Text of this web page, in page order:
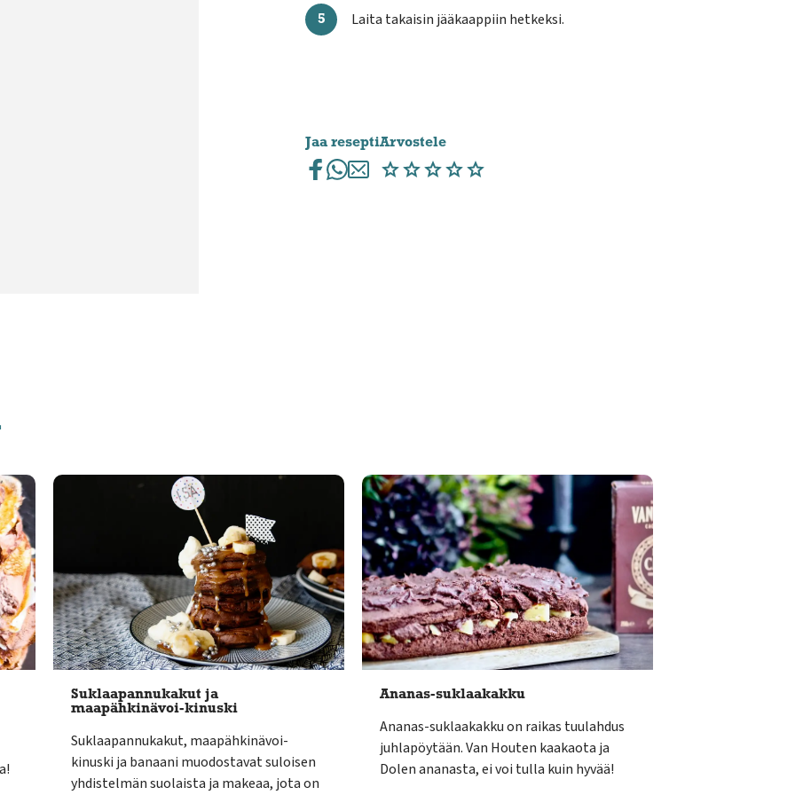
Laita takaisin jääkaappiin hetkeksi.
Jaa reseptiArvostele
Suklaapannukakut ja
maapähkinävoi-kinuski
Suklaapannukakut, maapähkinävoi-
kinuski ja banaani muodostavat suloisen
yhdistelmän suolaista ja makeaa, jota on
Ananas-suklaakakku
Ananas-suklaakakku on raikas tuulahdus
juhlapöytään. Van Houten kaakaota ja
Dolen ananasta, ei voi tulla kuin hyvää!